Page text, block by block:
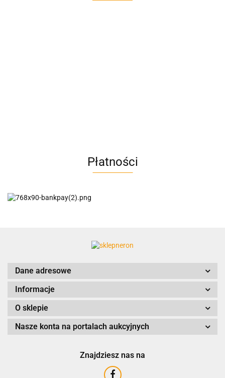
AC EasyLine
Płatności
Dane adresowe
Informacje
O sklepie
Nasze konta na portalach aukcyjnych
Znajdziesz nas na